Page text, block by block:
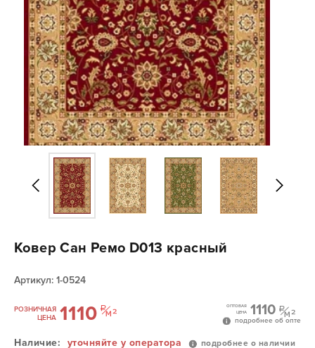
Ковер Сан Ремо D013 красный
Артикул: 1-0524
РОЗНИЧНАЯ
ЦЕНА 1110
ОПТОВАЯ
ЦЕНА
1110
подробнее об опте
Наличие: уточняйте у оператора подробнее о наличии